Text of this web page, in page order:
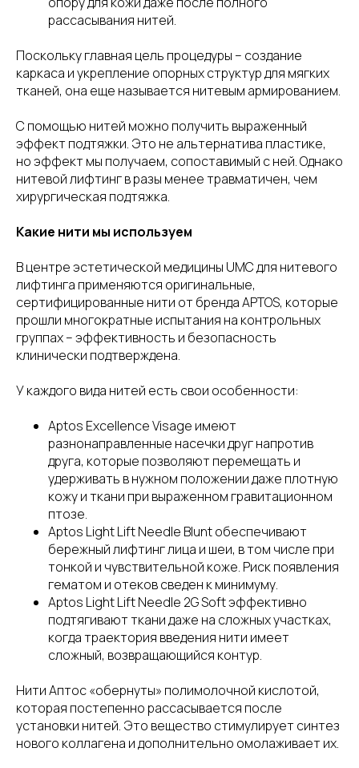
рассасывания нитей.
Поскольку главная цель процедуры – создание
каркаса и укрепление опорных структур для мягких
тканей, она еще называется нитевым армированием.
С помощью нитей можно получить выраженный
эффект подтяжки. Это не альтернатива пластике,
но эффект мы получаем, сопоставимый с ней. Однако
нитевой лифтинг в разы менее травматичен, чем
хирургическая подтяжка.
Какие нити мы используем
В центре эстетической медицины UMC для нитевого
лифтинга применяются оригинальные,
сертифицированные нити от бренда APTOS, которые
прошли многократные испытания на контрольных
группах – эффективность и безопасность
клинически подтверждена.
У каждого вида нитей есть свои особенности:
Aptos Excellence Visage имеют
разнонаправленные насечки друг напротив
друга, которые позволяют перемещать и
удерживать в нужном положении даже плотную
кожу и ткани при выраженном гравитационном
птозе.
Aptos Light Lift Needle Blunt обеспечивают
бережный лифтинг лица и шеи, в том числе при
тонкой и чувствительной коже. Риск появления
гематом и отеков сведен к минимуму.
Aptos Light Lift Needle 2G Soft эффективно
подтягивают ткани даже на сложных участках,
когда траектория введения нити имеет
сложный, возвращающийся контур.
Нити Аптос «обернуты» полимолочной кислотой,
которая постепенно рассасывается после
установки нитей. Это вещество стимулирует синтез
нового коллагена и дополнительно омолаживает их.